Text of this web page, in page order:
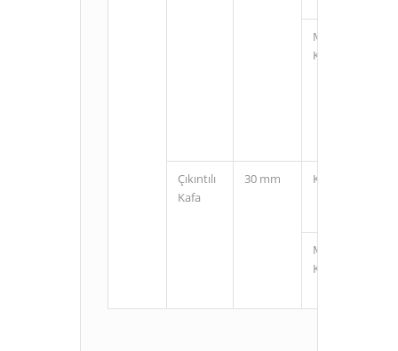
M12
Konnektörlü
Çıkıntılı
Kafa
30 mm Kablolu
M12
Konnektörlü